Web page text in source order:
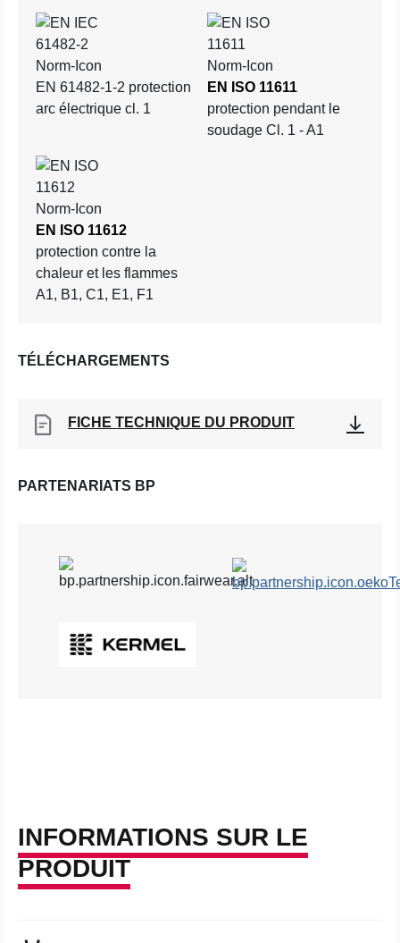
EN 61482-1-2 protection
arc électrique cl. 1
EN ISO 11611
protection pendant le
soudage Cl. 1 - A1
EN ISO 11612
protection contre la
chaleur et les flammes
A1, B1, C1, E1, F1
TÉLÉCHARGEMENTS
FICHE TECHNIQUE DU PRODUIT
PARTENARIATS BP
INFORMATIONS SUR LE
PRODUIT